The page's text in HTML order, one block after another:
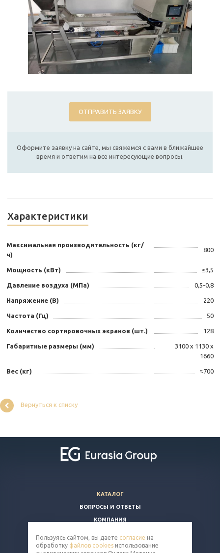
ОТПРАВИТЬ ЗАЯВКУ
Оформите заявку на сайте, мы свяжемся с вами в ближайшее
время и ответим на все интересующие вопросы.
Характеристики
Максимальная производительность (кг/
ч)
800
Мощность (кВт) ≤3,5
Давление воздуха (МПа) 0,5-0,8
Напряжение (В) 220
Частота (Гц) 50
Количество сортировочных экранов (шт.) 128
Габаритные размеры (мм)
3100 х 1130 х
1660
Вес (кг) ≈700
Вернуться к списку
КАТАЛОГ
ВОПРОСЫ И ОТВЕТЫ
КОМПАНИЯ
Пользуясь сайтом, вы даете согласие на
обработку файлов cookies использование